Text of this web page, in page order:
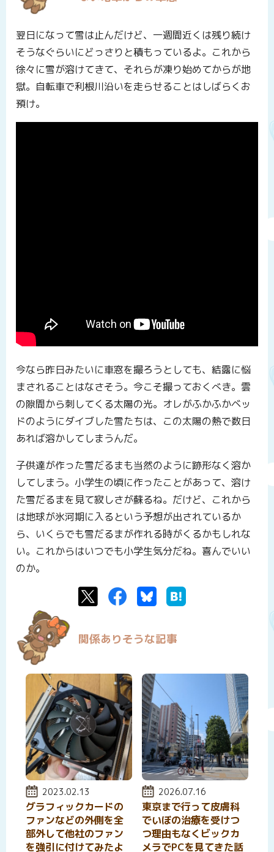
翌日になって雪は止んだけど、一週間近くは残り続け
そうなぐらいにどっさりと積もっているよ。これから
徐々に雪が溶けてきて、それらが凍り始めてからが地
獄。自転車で利根川沿いを走らせることはしばらくお
預け。
今なら昨日みたいに車窓を撮ろうとしても、結露に悩
まされることはなさそう。今こそ撮っておくべき。雲
の隙間から刺してくる太陽の光。オレがふかふかベッ
ドのようにダイブした雪たちは、この太陽の熱で数日
あれば溶かしてしまうんだ。
子供達が作った雪だるまも当然のように跡形なく溶か
してしまう。小学生の頃に作ったことがあって、溶け
た雪だるまを見て寂しさが蘇るね。だけど、これから
は地球が氷河期に入るという予想が出されているか
ら、いくらでも雪だるまが作れる時がくるかもしれな
い。これからはいつでも小学生気分だね。喜んでいい
のか。
TwitterFacebookBluesky
関係ありそうな記事
投稿日:
2023.02.13
グラフィックカードの
ファンなどの外側を全
部外して他社のファン
を強引に付けてみたよ
投稿日:
2026.07.16
東京まで行って皮膚科
でいぼの治療を受けつ
つ理由もなくビックカ
メラでPCを見てきた話